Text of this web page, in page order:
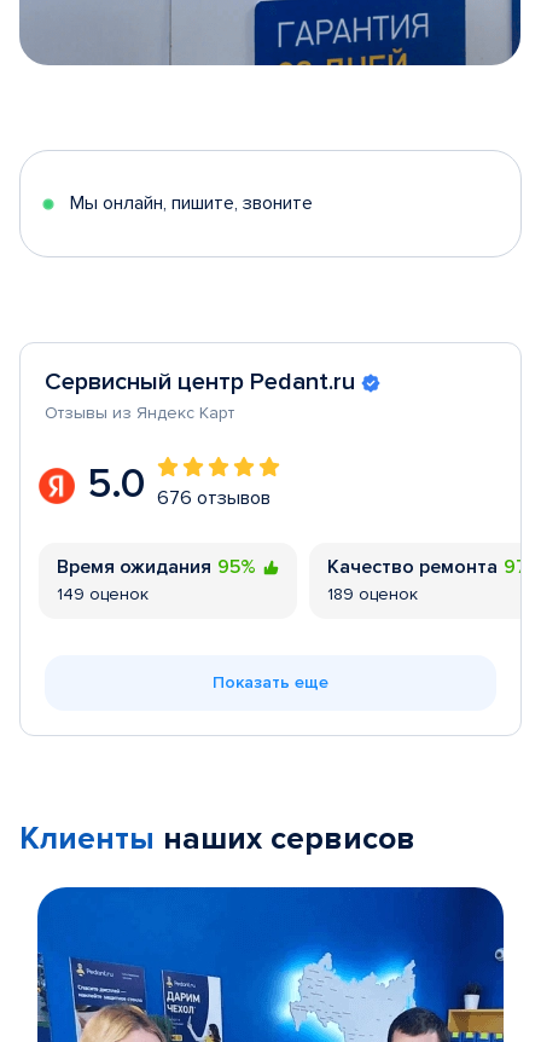
5
Мы онлайн, пишите, звоните
Сервисный центр Pedant.ru
Отзывы из Яндекс Карт
5.0 676 отзывов
Время ожидания 95%
149 оценок
Качество ремонта
189 оценок
Показать еще
Клиенты наших сервисов